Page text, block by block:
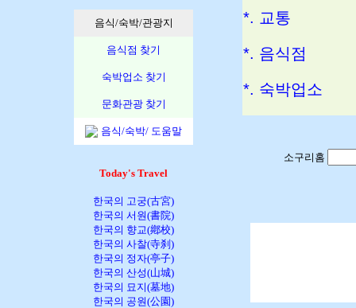
음식/숙박/관광지
음식점 찾기
숙박업소 찾기
문화관광 찾기
음식/숙박/ 도움말
Today's Travel
한국의 고궁(古宮)
한국의 서원(書院)
한국의 향교(鄕校)
한국의 사찰(寺刹)
한국의 정자(亭子)
한국의 산성(山城)
한국의 묘지(墓地)
한국의 공원(公園)
*. 교통
*. 음식점
*. 숙박업소
소구리홈